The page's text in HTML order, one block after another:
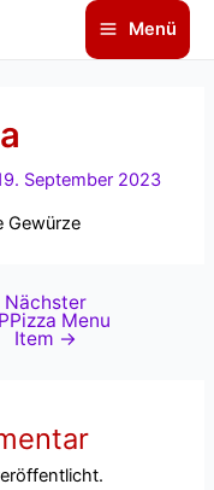
Main
Menü
September 2023
Gewürze
Nächster
Menu
Item →